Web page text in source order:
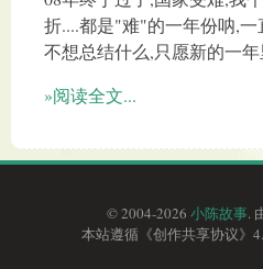
折....都是"难"的一年份呐,
不想总结什么,只愿新的一
»阅读全文...
© 2004-2026 小陈故事.
本站遵循《创作共享协议》